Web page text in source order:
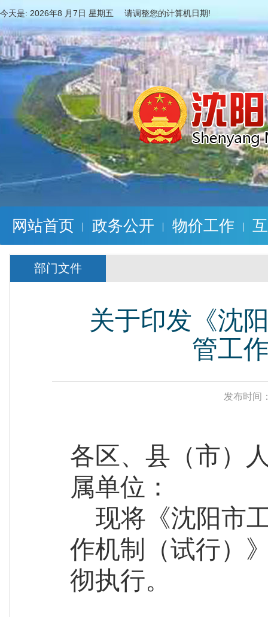
今天是: 2026年8 月7日 星期五 请调整您的计算机日期!
网站首页 政务公开 物价工作
部门文件
关于印发《沈
管工
发布时间
各区、县（市）
属单位：
现将《沈阳市
作机制（试行）
彻执行。